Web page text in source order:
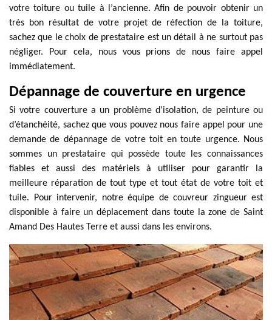
votre toiture ou tuile à l’ancienne. Afin de pouvoir obtenir un
très bon résultat de votre projet de réfection de la toiture,
sachez que le choix de prestataire est un détail à ne surtout pas
négliger. Pour cela, nous vous prions de nous faire appel
immédiatement.
Dépannage de couverture en urgence
Si votre couverture a un problème d’isolation, de peinture ou
d’étanchéité, sachez que vous pouvez nous faire appel pour une
demande de dépannage de votre toit en toute urgence. Nous
sommes un prestataire qui possède toute les connaissances
fiables et aussi des matériels à utiliser pour garantir la
meilleure réparation de tout type et tout état de votre toit et
tuile. Pour intervenir, notre équipe de couvreur zingueur est
disponible à faire un déplacement dans toute la zone de Saint
Amand Des Hautes Terre et aussi dans les environs.